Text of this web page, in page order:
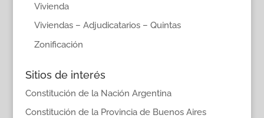
Vivienda
Viviendas – Adjudicatarios – Quintas
Zonificación
Sitios de interés
Constitución de la Nación Argentina
Constitución de la Provincia de Buenos Aires